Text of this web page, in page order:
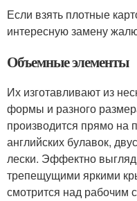
Если взять плотные
интересную замену
Объемные элементы
Их изготавливают из
формы и разного
производится прямо на
английских булавок,
лески. Эффектно
трепещущими яркими
смотрится над рабочим